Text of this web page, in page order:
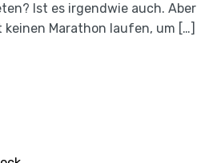
Ist es irgendwie auch. Aber
keinen Marathon laufen, um […]